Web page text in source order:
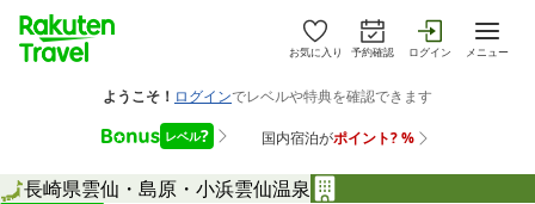
お気に入り 予約確認 ログイン メニュー
長崎県雲仙・島原・小浜雲仙温泉